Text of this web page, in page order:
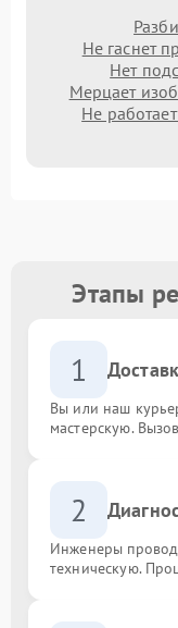
Не гаснет
Нет
Мерцает
Не
Этапы
1
Вы или наш
мастерскую.
2
Инженеры
техническую.